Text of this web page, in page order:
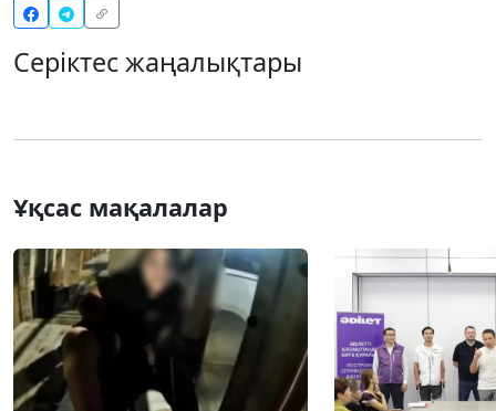
Серіктес жаңалықтары
Ұқсас мақалалар